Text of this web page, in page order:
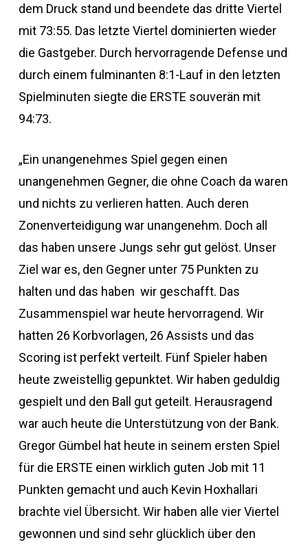
dem Druck stand und beendete das dritte Viertel
mit 73:55. Das letzte Viertel dominierten wieder
die Gastgeber. Durch hervorragende Defense und
durch einem fulminanten 8:1-Lauf in den letzten
Spielminuten siegte die ERSTE souverän mit
94:73.
„Ein unangenehmes Spiel gegen einen
unangenehmen Gegner, die ohne Coach da waren
und nichts zu verlieren hatten. Auch deren
Zonenverteidigung war unangenehm. Doch all
das haben unsere Jungs sehr gut gelöst. Unser
Ziel war es, den Gegner unter 75 Punkten zu
halten und das haben wir geschafft. Das
Zusammenspiel war heute hervorragend. Wir
hatten 26 Korbvorlagen, 26 Assists und das
Scoring ist perfekt verteilt. Fünf Spieler haben
heute zweistellig gepunktet. Wir haben geduldig
gespielt und den Ball gut geteilt. Herausragend
war auch heute die Unterstützung von der Bank.
Gregor Gümbel hat heute in seinem ersten Spiel
für die ERSTE einen wirklich guten Job mit 11
Punkten gemacht und auch Kevin Hoxhallari
brachte viel Übersicht. Wir haben alle vier Viertel
gewonnen und sind sehr glücklich über den